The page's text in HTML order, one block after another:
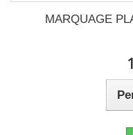
MARQUAGE